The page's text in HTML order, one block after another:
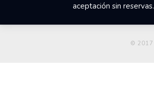
aceptación sin reservas.
© 2017